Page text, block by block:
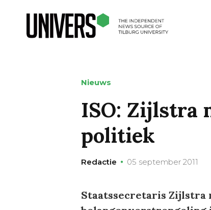
Nieuws
ISO: Zijlstra
politiek
Redactie 05 september 2011
Staatssecretaris Zijlstra